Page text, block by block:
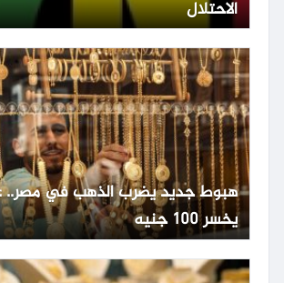
الاحتلال
يخسر 100 جنيه